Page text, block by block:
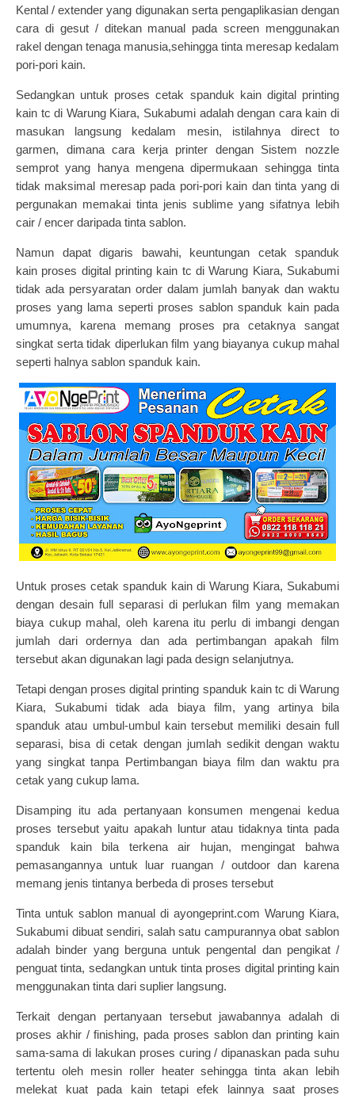
Kental / extender yang digunakan serta pengaplikasian dengan
cara di gesut / ditekan manual pada screen menggunakan
rakel dengan tenaga manusia,sehingga tinta meresap kedalam
pori-pori kain.
Sedangkan untuk proses cetak spanduk kain digital printing
kain tc di Warung Kiara, Sukabumi adalah dengan cara kain di
masukan langsung kedalam mesin, istilahnya direct to
garmen, dimana cara kerja printer dengan Sistem nozzle
semprot yang hanya mengena dipermukaan sehingga tinta
tidak maksimal meresap pada pori-pori kain dan tinta yang di
pergunakan memakai tinta jenis sublime yang sifatnya lebih
cair / encer daripada tinta sablon.
Namun dapat digaris bawahi, keuntungan cetak spanduk
kain proses digital printing kain tc di Warung Kiara, Sukabumi
tidak ada persyaratan order dalam jumlah banyak dan waktu
proses yang lama seperti proses sablon spanduk kain pada
umumnya, karena memang proses pra cetaknya sangat
singkat serta tidak diperlukan film yang biayanya cukup mahal
seperti halnya sablon spanduk kain.
Untuk proses cetak spanduk kain di Warung Kiara, Sukabumi
dengan desain full separasi di perlukan film yang memakan
biaya cukup mahal, oleh karena itu perlu di imbangi dengan
jumlah dari ordernya dan ada pertimbangan apakah film
tersebut akan digunakan lagi pada design selanjutnya.
Tetapi dengan proses digital printing spanduk kain tc di Warung
Kiara, Sukabumi tidak ada biaya film, yang artinya bila
spanduk atau umbul-umbul kaintersebut memiliki desain full
separasi, bisa di cetak dengan jumlah sedikit dengan waktu
yang singkat tanpa Pertimbangan biaya film dan waktu pra
cetak yang cukup lama.
Disamping itu ada pertanyaan konsumen mengenai kedua
proses tersebut yaitu apakah luntur atau tidaknya tinta pada
spanduk kain bila terkena air hujan, mengingat bahwa
pemasangannya untuk luar ruangan / outdoor dan karena
memang jenis tintanya berbeda di proses tersebut
Tinta untuk sablon manual di ayongeprint.com Warung Kiara,
Sukabumi dibuat sendiri, salah satu campurannya obat sablon
adalah binder yang berguna untuk pengental dan pengikat /
penguat tinta, sedangkan untuk tinta proses digital printing kain
menggunakan tinta dari suplier langsung.
Terkait dengan pertanyaan tersebut jawabannya adalah di
proses akhir / finishing, pada proses sablon dan printing kain
sama-sama di lakukan proses curing / dipanaskan pada suhu
tertentu oleh mesin roller heater sehingga tinta akan lebih
melekat kuat pada kain tetapi efek lainnya saat proses